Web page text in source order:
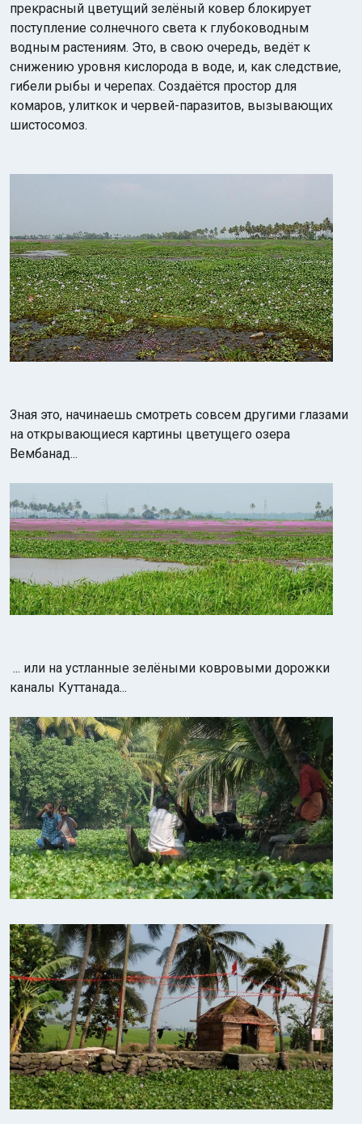
прекрасный цветущий зелёный ковер блокирует
поступление солнечного света к глубоководным
водным растениям. Это, в свою очередь, ведёт к
снижению уровня кислорода в воде, и, как следствие,
гибели рыбы и черепах. Создаётся простор для
комаров, улиткок и червей-паразитов, вызывающих
шистосомоз.
Зная это, начинаешь смотреть совсем другими глазами
на открывающиеся картины цветущего озера
Вембанад...
... или на устланные зелёными ковровыми дорожки
каналы Куттанада...